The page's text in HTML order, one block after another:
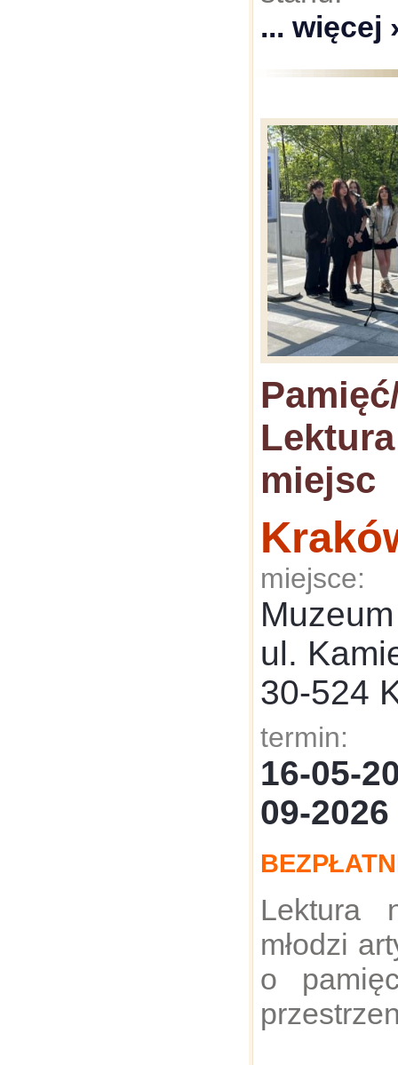
... więcej
miejsc
miejsce:
ul.
30-524
termin:
16-05-
09-2026
Lektura
młodzi
o